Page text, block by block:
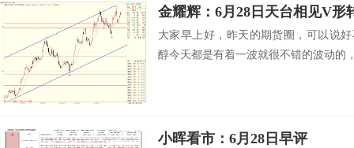
金耀辉：6月28日天台相见V形
大家早上好，昨天的期货圈，可以说
醇今天都是有着一波就很不错的波动的
小晖看市：6月28日早评